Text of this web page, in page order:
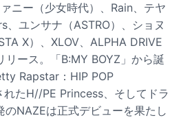
ニー（少女時代）、Rain、テヤ
、ユンサナ（ASTRO）、ショヌ
X）、XLOV、ALPHA DRIVE
リース。「B:MY BOYZ」から誕
Rapstar：HIP POP
たH//PE Princess、そしてドラ
のNAZEは正式デビューを果たし